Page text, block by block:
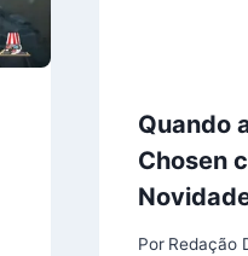
Quando
Chosen
Por Redação